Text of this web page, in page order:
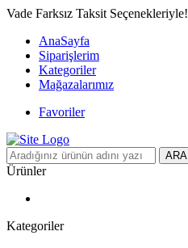
Vade Farksız Taksit Seçenekleriyle!
AnaSayfa
Siparişlerim
Kategoriler
Mağazalarımız
Favoriler
ARA
Ürünler
Kategoriler